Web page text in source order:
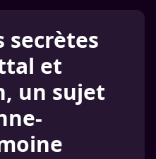
secrètes
et
un sujet